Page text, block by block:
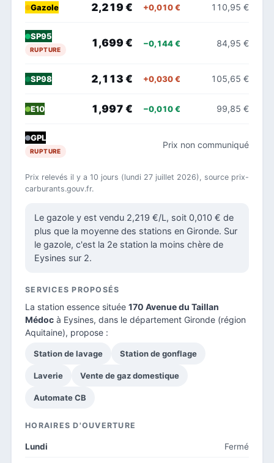
Gazole 2,219 € +0,010 € 110,95 €
SP95
RUPTURE
1,699 € −0,144 € 84,95 €
SP98 2,113 € +0,030 € 105,65 €
E10 1,997 € −0,010 € 99,85 €
GPL
RUPTURE
Prix non communiqué
Prix relevés il y a 10 jours (lundi 27 juillet 2026), source prix-
carburants.gouv.fr.
Le gazole y est vendu 2,219 €/L, soit 0,010 € de
plus que la moyenne des stations en Gironde. Sur
le gazole, c'est la 2e station la moins chère de
Eysines sur 2.
SERVICES PROPOSÉS
La station essence située 170 Avenue du Taillan
Médoc à Eysines, dans le département Gironde (région
Aquitaine), propose :
Station de lavage Station de gonflage
Laverie Vente de gaz domestique
Automate CB
HORAIRES D'OUVERTURE
Lundi Fermé